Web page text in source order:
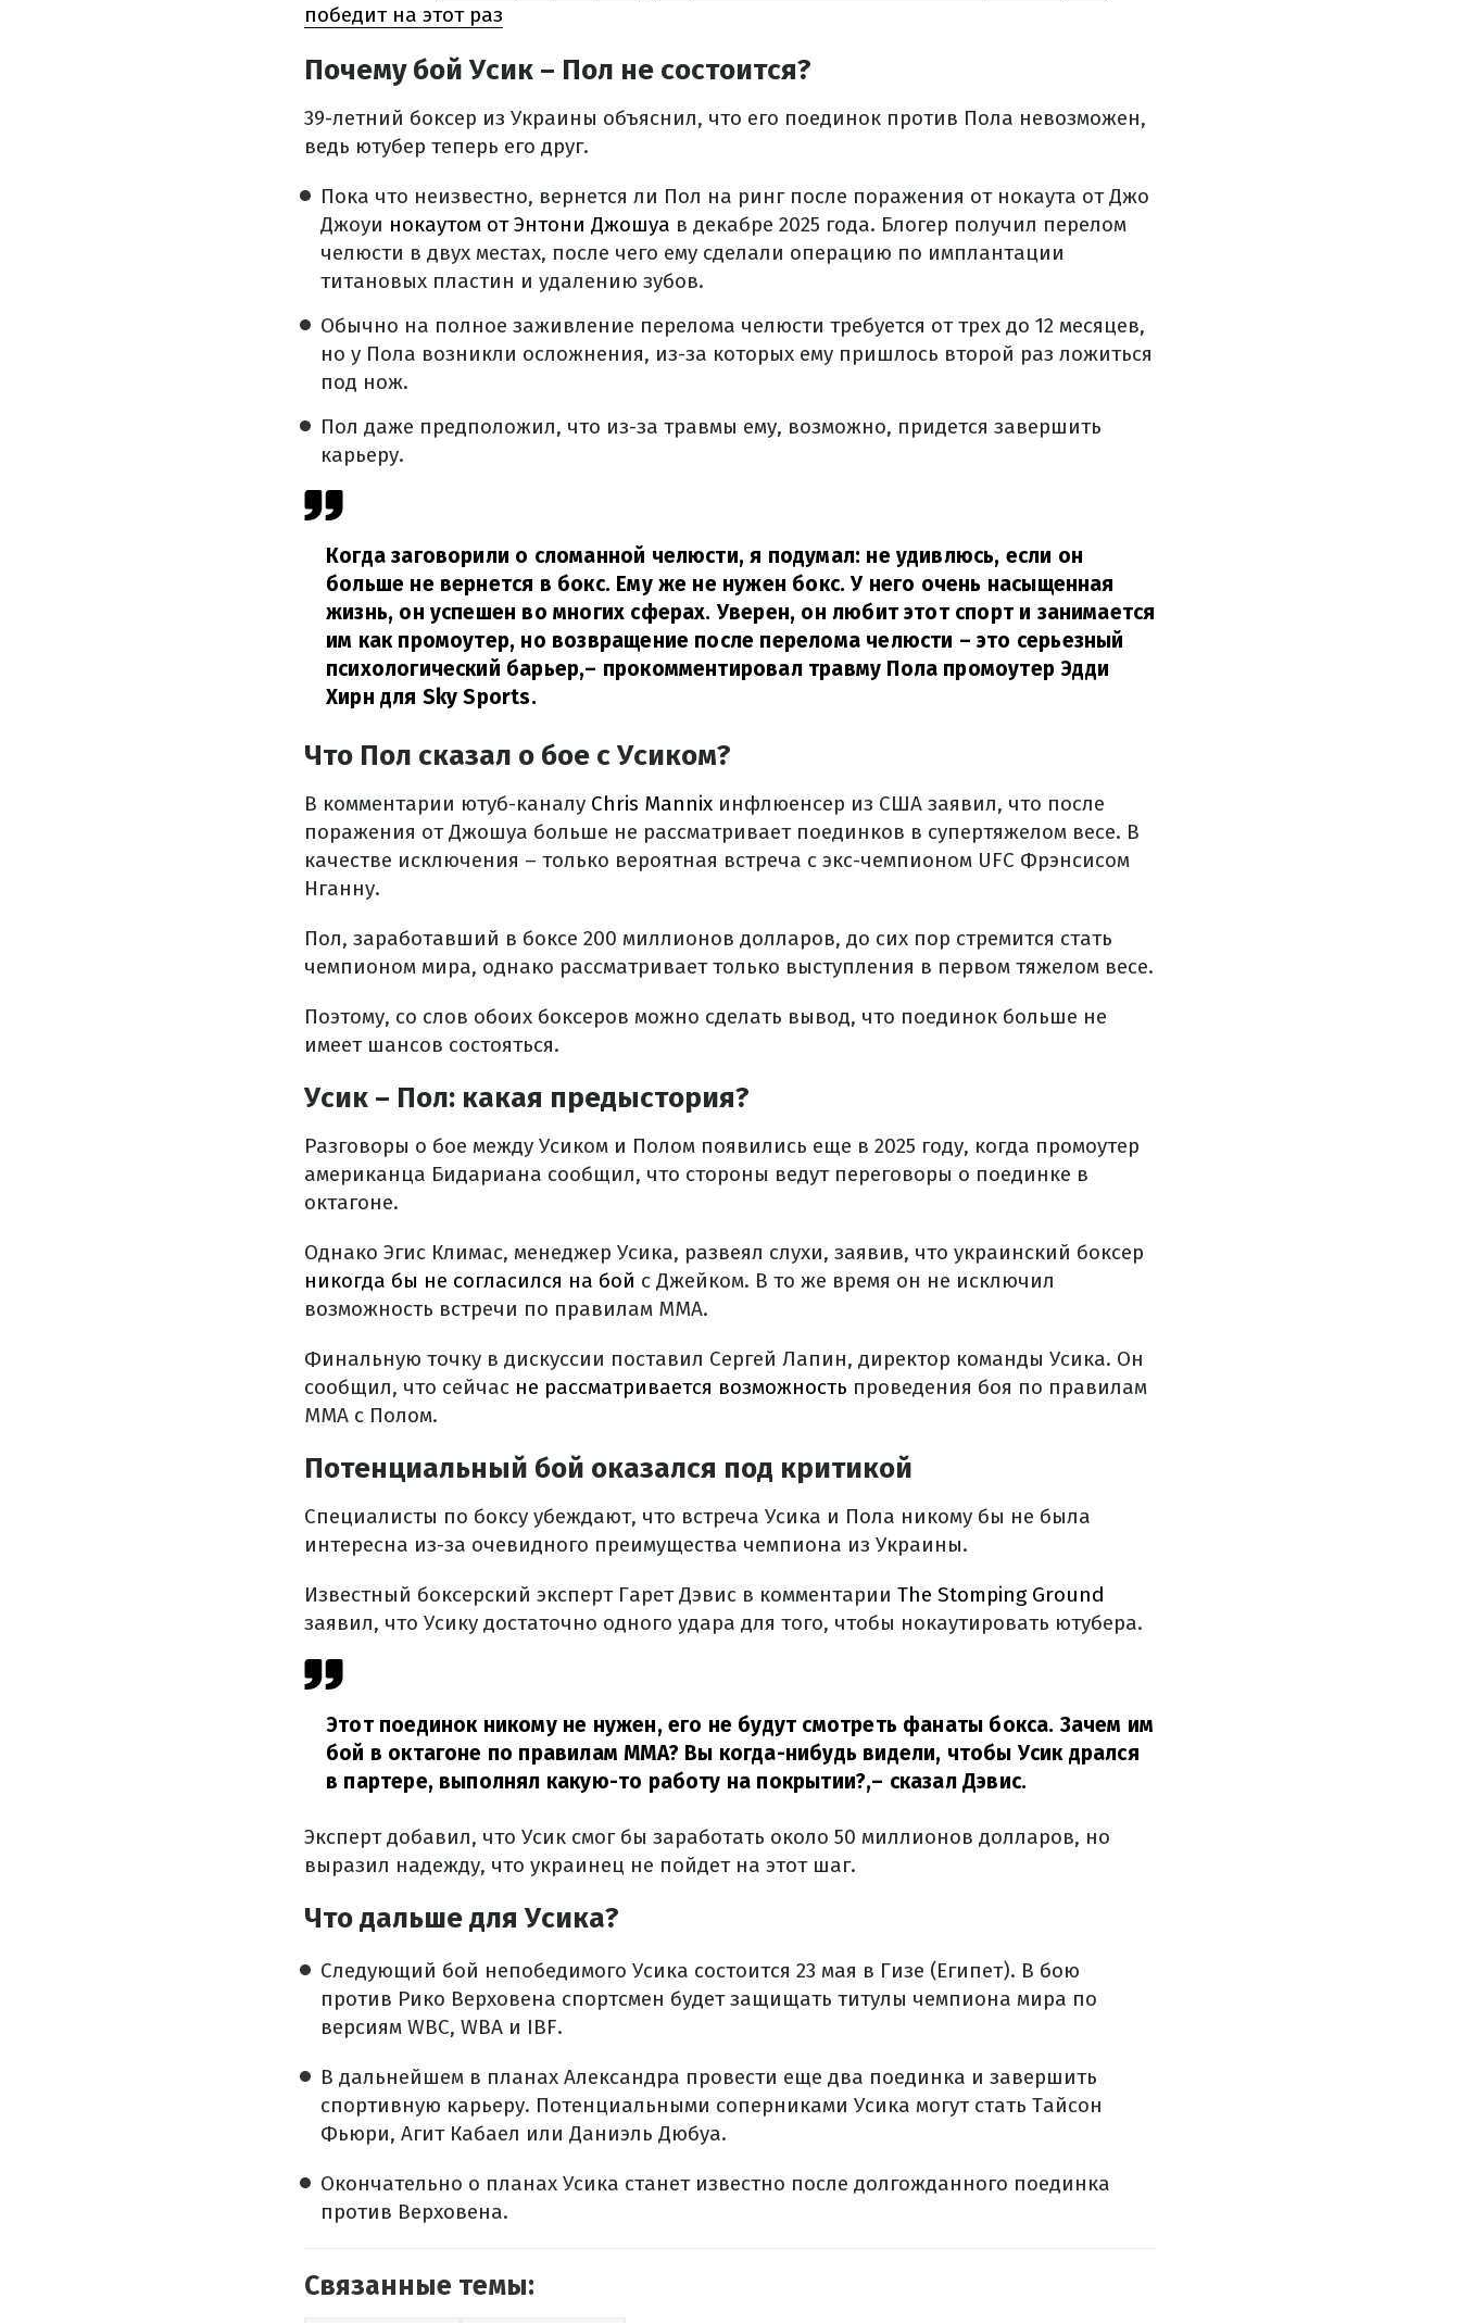
победит на этот раз
Почему бой Усик – Пол не состоится?
39-летний боксер из Украины объяснил, что его поединок против Пола невозможен,
ведь ютубер теперь его друг.
Пока что неизвестно, вернется ли Пол на ринг после поражения от нокаута от Джо
Джоуи нокаутом от Энтони Джошуа в декабре 2025 года. Блогер получил перелом
челюсти в двух местах, после чего ему сделали операцию по имплантации
титановых пластин и удалению зубов.
Обычно на полное заживление перелома челюсти требуется от трех до 12 месяцев,
но у Пола возникли осложнения, из-за которых ему пришлось второй раз ложиться
под нож.
Пол даже предположил, что из-за травмы ему, возможно, придется завершить
карьеру.
Когда заговорили о сломанной челюсти, я подумал: не удивлюсь, если он
больше не вернется в бокс. Ему же не нужен бокс. У него очень насыщенная
жизнь, он успешен во многих сферах. Уверен, он любит этот спорт и занимается
им как промоутер, но возвращение после перелома челюсти – это серьезный
психологический барьер,– прокомментировал травму Пола промоутер Эдди
Хирн для Sky Sports.
Что Пол сказал о бое с Усиком?
В комментарии ютуб-каналу Chris Mannix инфлюенсер из США заявил, что после
поражения от Джошуа больше не рассматривает поединков в супертяжелом весе. В
качестве исключения – только вероятная встреча с экс-чемпионом UFC Фрэнсисом
Нганну.
Пол, заработавший в боксе 200 миллионов долларов, до сих пор стремится стать
чемпионом мира, однако рассматривает только выступления в первом тяжелом весе.
Поэтому, со слов обоих боксеров можно сделать вывод, что поединок больше не
имеет шансов состояться.
Усик – Пол: какая предыстория?
Разговоры о бое между Усиком и Полом появились еще в 2025 году, когда промоутер
американца Бидариана сообщил, что стороны ведут переговоры о поединке в
октагоне.
Однако Эгис Климас, менеджер Усика, развеял слухи, заявив, что украинский боксер
никогда бы не согласился на бой с Джейком. В то же время он не исключил
возможность встречи по правилам MMA.
Финальную точку в дискуссии поставил Сергей Лапин, директор команды Усика. Он
сообщил, что сейчас не рассматривается возможность проведения боя по правилам
ММА с Полом.
Потенциальный бой оказался под критикой
Специалисты по боксу убеждают, что встреча Усика и Пола никому бы не была
интересна из-за очевидного преимущества чемпиона из Украины.
Известный боксерский эксперт Гарет Дэвис в комментарии The Stomping Ground
заявил, что Усику достаточно одного удара для того, чтобы нокаутировать ютубера.
Этот поединок никому не нужен, его не будут смотреть фанаты бокса. Зачем им
бой в октагоне по правилам ММА? Вы когда-нибудь видели, чтобы Усик дрался
в партере, выполнял какую-то работу на покрытии?,– сказал Дэвис.
Эксперт добавил, что Усик смог бы заработать около 50 миллионов долларов, но
выразил надежду, что украинец не пойдет на этот шаг.
Что дальше для Усика?
Следующий бой непобедимого Усика состоится 23 мая в Гизе (Египет). В бою
против Рико Верховена спортсмен будет защищать титулы чемпиона мира по
версиям WBC, WBA и IBF.
В дальнейшем в планах Александра провести еще два поединка и завершить
спортивную карьеру. Потенциальными соперниками Усика могут стать Тайсон
Фьюри, Агит Кабаел или Даниэль Дюбуа.
Окончательно о планах Усика станет известно после долгожданного поединка
против Верховена.
Связанные темы: